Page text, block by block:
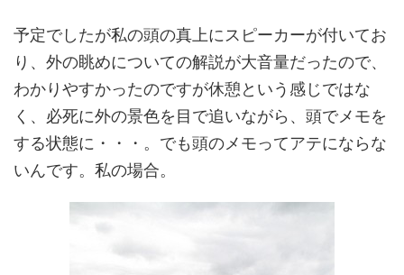
予定でしたが私の頭の真上にスピーカーが付いてお
り、外の眺めについての解説が大音量だったので、
わかりやすかったのですが休憩という感じではな
く、必死に外の景色を目で追いながら、頭でメモを
する状態に・・・。でも頭のメモってアテにならな
いんです。私の場合。